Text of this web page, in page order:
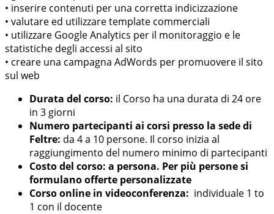
• inserire contenuti per una corretta indicizzazione
• valutare ed utilizzare template commerciali
• utilizzare Google Analytics per il monitoraggio e le
statistiche degli accessi al sito
• creare una campagna AdWords per promuovere il sito
sul web
Durata del corso: il Corso ha una durata di 24 ore
in 3 giorni
Numero partecipanti ai corsi presso la sede di
Feltre: da 4 a 10 persone. Il corso inizia al
raggiungimento del numero minimo di partecipanti
Costo del corso: a persona. Per più persone si
formulano offerte personalizzate
Corso online in videoconferenza: individuale 1 to
1 con il docente